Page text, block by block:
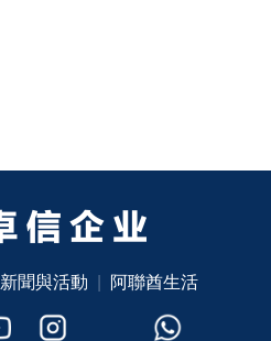
新聞與活動 阿聯酋生活